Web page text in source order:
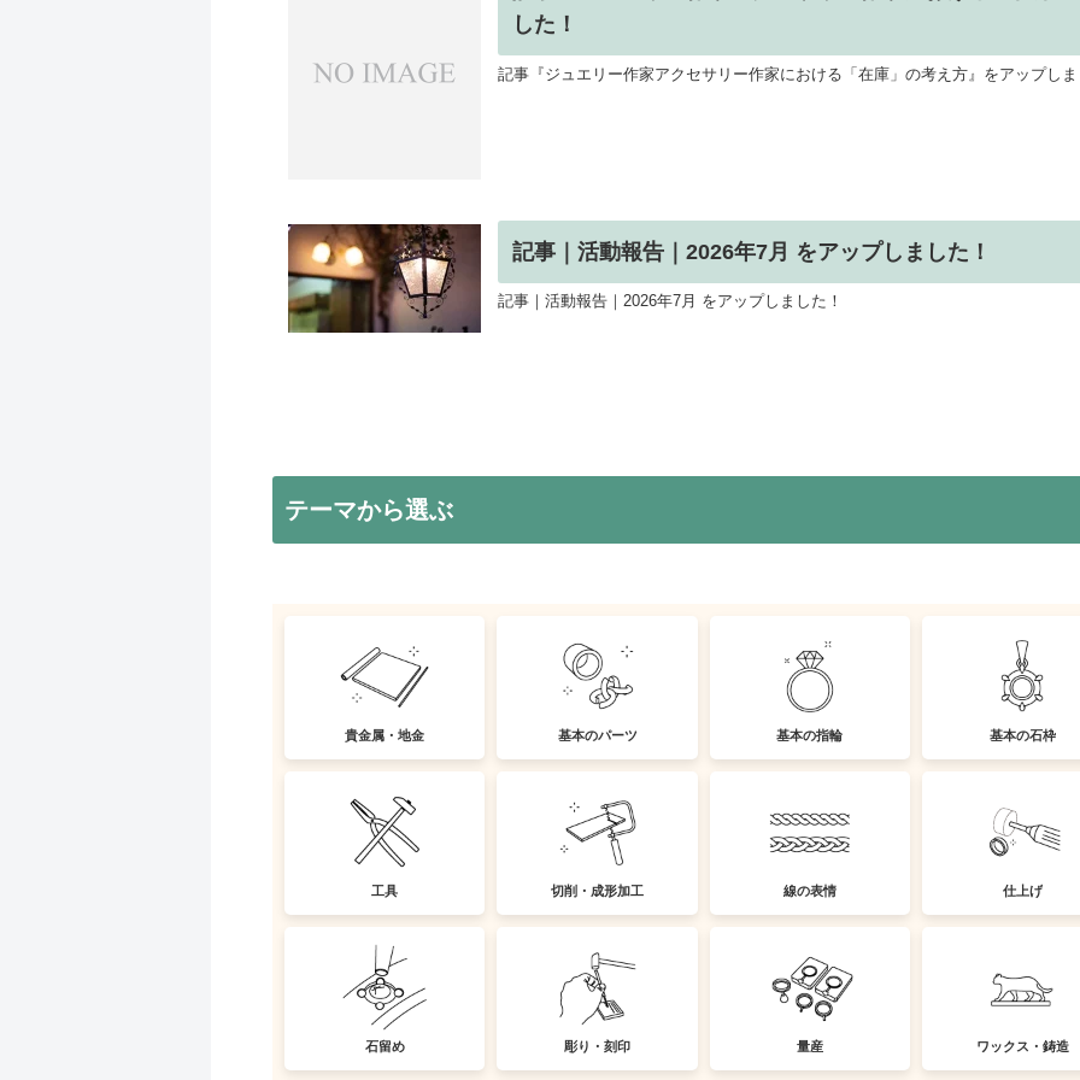
した！
記事『ジュエリー作家アクセサリー作家における「在庫」の考え方』をアップし
記事｜活動報告｜2026年7月 をアップしました！
記事｜活動報告｜2026年7月 をアップしました！
テーマから選ぶ
貴金属・地金 基本のパーツ 基本の指輪 基本の石枠
工具 切削・成形加工 線の表情 仕上げ
石留め 彫り・刻印 量産 ワックス・鋳造